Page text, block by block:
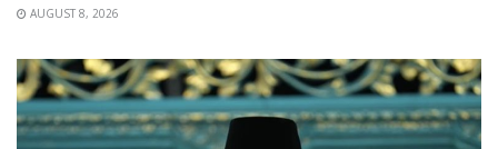
AUGUST 8, 2026